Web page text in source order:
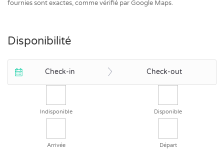
fournies sont exactes, comme vérifié par Google Maps.
Disponibilité
Check-in Check-out
Indisponible Disponible
Arrivée Départ